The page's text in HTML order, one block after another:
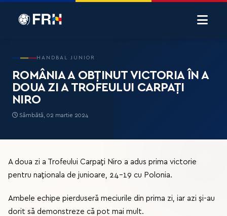
HANDBAL JUNIOR
ROMÂNIA A OBȚINUT VICTORIA ÎN A
DOUA ZI A TROFEULUI CARPAȚI
NIRO
Sâmbătă, 02 martie 2024
A doua zi a Trofeului Carpați Niro a adus prima victorie
pentru naționala de junioare, 24-19 cu Polonia.
Ambele echipe pierduseră meciurile din prima zi, iar azi și-au
dorit să demonstreze că pot mai mult.